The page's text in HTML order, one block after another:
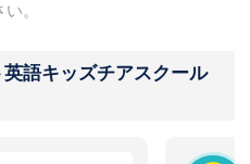
。
語キッズチアスクール